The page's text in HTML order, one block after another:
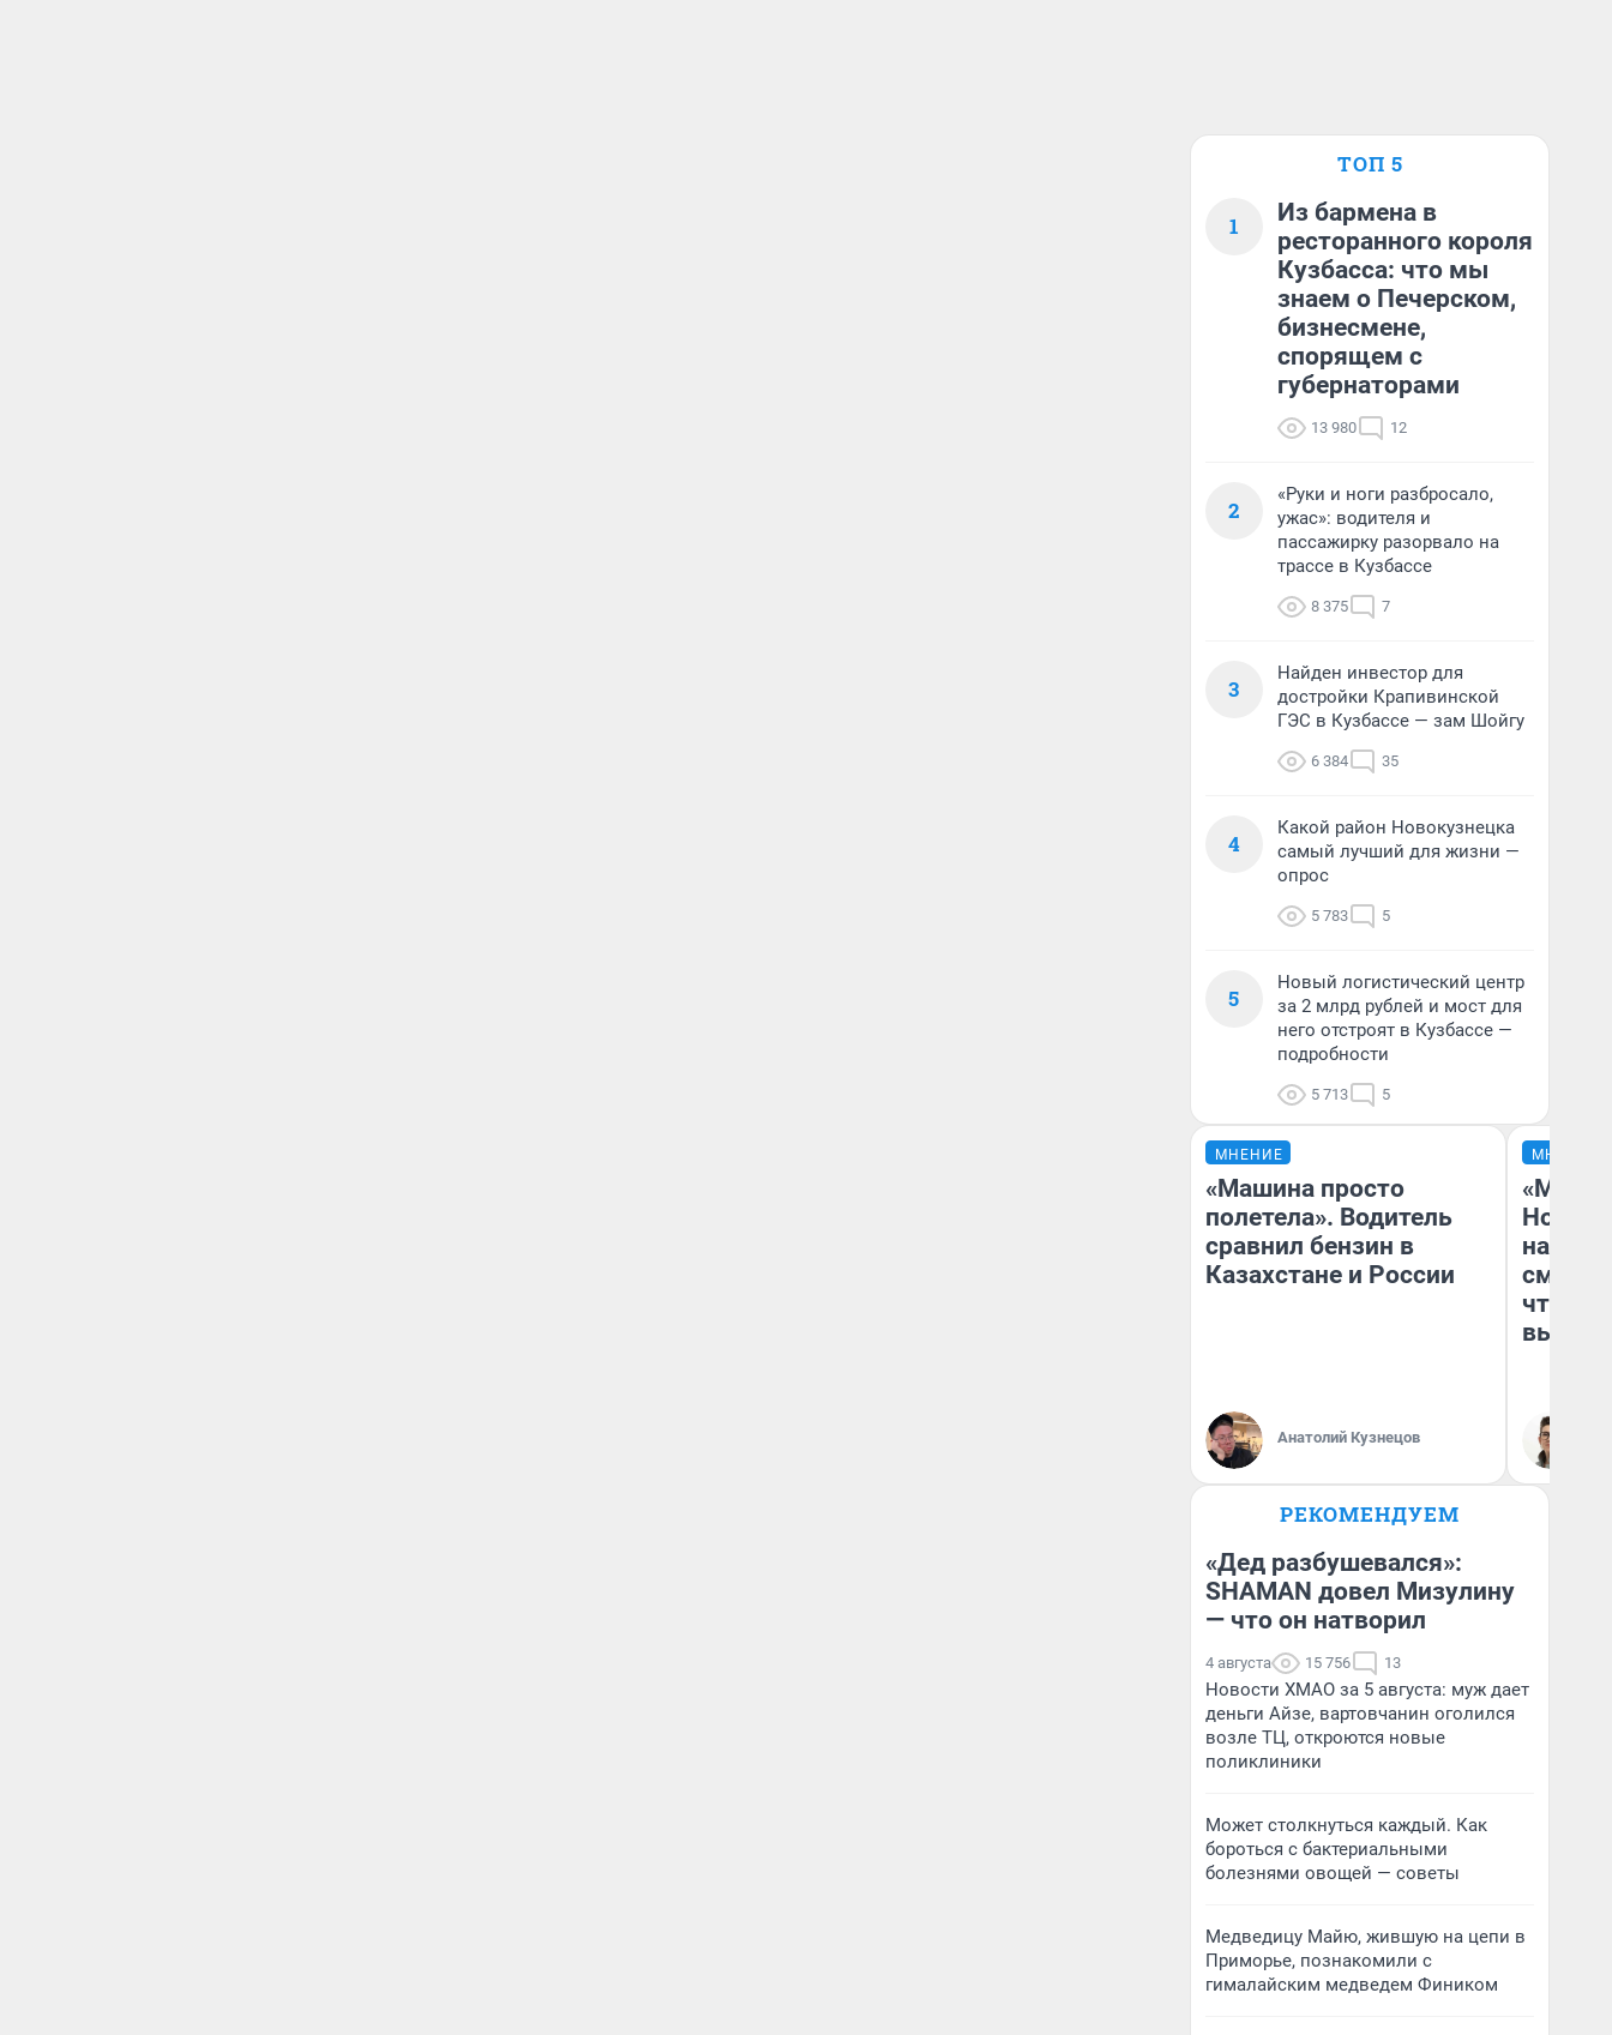
ТОП 5
1
Из бармена в
ресторанного короля
Кузбасса: что мы
знаем о Печерском,
бизнесмене,
спорящем с
губернаторами
13 980 12
2
«Руки и ноги разбросало,
ужас»: водителя и
пассажирку разорвало на
трассе в Кузбассе
8 375 7
3
Найден инвестор для
достройки Крапивинской
ГЭС в Кузбассе — зам Шойгу
6 384 35
4
Какой район Новокузнецка
самый лучший для жизни —
опрос
5 783 5
5
Новый логистический центр
за 2 млрд рублей и мост для
него отстроят в Кузбассе —
подробности
5 713 5
МНЕНИЕ
«Машина просто
полетела». Водитель
сравнил бензин в
Казахстане и России
Анатолий Кузнецов
МНЕНИЕ
«Мы
чтобы
РЕКОМЕНДУЕМ
«Дед разбушевался»:
SHAMAN довел Мизулину
— что он натворил
4 августа 15 756 13
Новости ХМАО за 5 августа: муж дает
деньги Айзе, вартовчанин оголился
возле ТЦ, откроются новые
поликлиники
Может столкнуться каждый. Как
бороться с бактериальными
болезнями овощей — советы
Медведицу Майю, жившую на цепи в
Приморье, познакомили с
гималайским медведем Фиником